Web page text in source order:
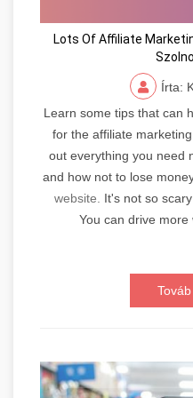
Lots Of Affiliate
Írta:
Learn some tips that can
for the affiliate
out everything you need
and how not to lose
website.
It's not so
You can drive more